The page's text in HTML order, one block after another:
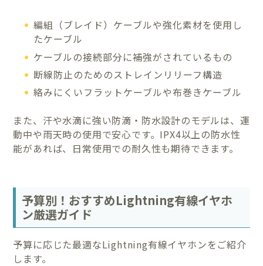
編組（ブレイド）ケーブルや強化素材を使用し
たケーブル
ケーブルの接続部分に補強がされているもの
断線防止のためのストレインリリーフ構造
絡みにくいフラットケーブルや布巻きケーブル
また、汗や水滴に強い防滴・防水設計のモデルは、運
動中や雨天時の使用で安心です。IPX4以上の防水性
能があれば、日常使用での耐久性も期待できます。
予算別！おすすめLightning有線イヤホ
ン厳選ガイド
予算に応じた最適なLightning有線イヤホンをご紹介
します。